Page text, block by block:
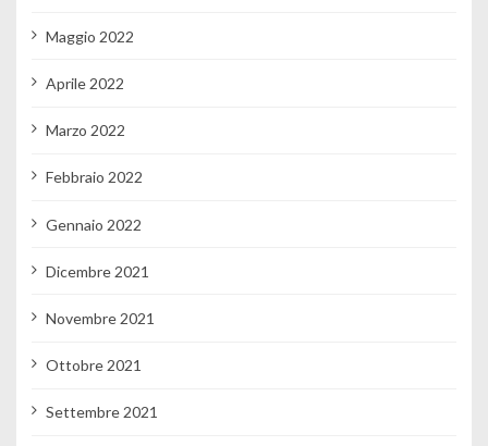
Maggio 2022
Aprile 2022
Marzo 2022
Febbraio 2022
Gennaio 2022
Dicembre 2021
Novembre 2021
Ottobre 2021
Settembre 2021